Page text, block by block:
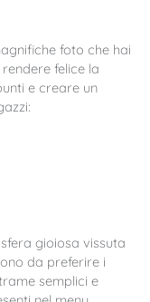
foto che hai
felice la
e creare un
gioiosa vissuta
da preferire i
semplici e